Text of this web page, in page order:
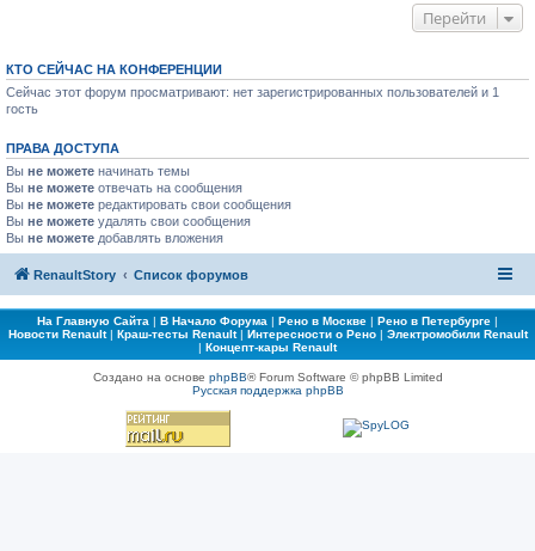
Перейти
КТО СЕЙЧАС НА КОНФЕРЕНЦИИ
Сейчас этот форум просматривают: нет зарегистрированных пользователей и 1
гость
ПРАВА ДОСТУПА
Вы не можете начинать темы
Вы не можете отвечать на сообщения
Вы не можете редактировать свои сообщения
Вы не можете удалять свои сообщения
Вы не можете добавлять вложения
RenaultStory Список форумов
На Главную Сайта | В Начало Форума | Рено в Москве | Рено в Петербурге |
Новости Renault| Краш-тесты Renault| Интересности о Рено| Электромобили Renault
| Концепт-кары Renault
Создано на основе phpBB® Forum Software © phpBB Limited
Русская поддержка phpBB